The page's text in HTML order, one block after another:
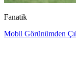
Fanatik
Mobil Görünümden